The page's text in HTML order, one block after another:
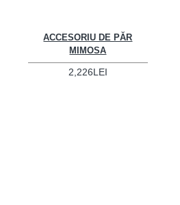
ACCESORIU DE PĂR
MIMOSA
2,226LEI